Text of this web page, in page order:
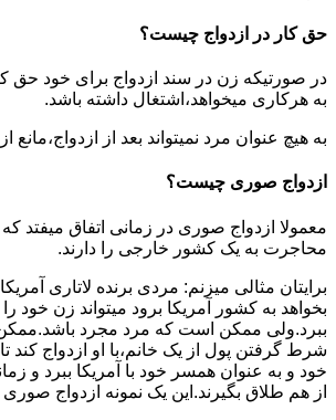
حق کار در ازدواج چیست؟
در صورتیکه زن در سند ازدواج برای خود حق کار
به هرکاری میخواهد،اشتغال داشته باشد.
به هیچ عنوان مرد نمیتواند بعد از
ازدواج صوری چیست؟
معمولا ازدواج صوری در زمانی اتفاق میفتد
محاجرت به یک کشور خارجی را دارند.
برایتان مثالی میزنم: مردی برنده لاتاری
بخواهد به کشور آمریکا برود میتواند زن خود
ببرد.ولی ممکن است که مرد مجرد
شرط گرفتن پول از یک خانم،با او ازدواج کند
خود و به عنوان همسر خود با آمریکا ببرد و
از هم طلاق بگیرند.این یک نمونه ازدواج